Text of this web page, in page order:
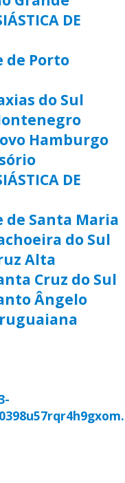
DE
de Porto
do Sul
Hamburgo
DE
Santa Maria
do Sul
Alta
Cruz do Sul
Ângelo